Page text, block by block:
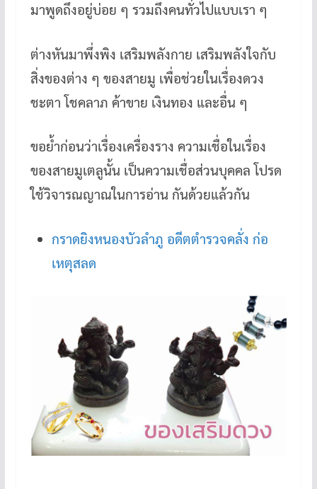
มาพูดถึงอยู่บ่อย ๆ รวมถึงคนทั่วไปแบบเรา ๆ
ต่างหันมาพึ่งพิง เสริมพลังกาย เสริมพลังใจกับ
สิ่งของต่าง ๆ ของสายมู เพื่อช่วยในเรื่องดวง
ชะตา โชคลาภ ค้าขาย เงินทอง และอื่น ๆ
ขอย้ำก่อนว่าเรื่องเครื่องราง ความเชื่อในเรื่อง
ของสายมูเตลูนั้น เป็นความเชื่อส่วนบุคคล โปรด
ใช้วิจารณญาณในการอ่าน กันด้วยแล้วกัน
กราดยิงหนองบัวลำภู อดีตตำรวจคลั่ง ก่อ
เหตุสลด